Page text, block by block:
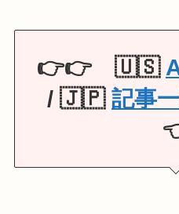
👉👉 🇺🇸
/ 🇯🇵 記事